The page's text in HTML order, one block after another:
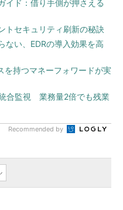
イド：借り手側が押さえる
トセキュリティ刷新の秘訣
ない、EDRの導入効果を高
持つマネーフォワードが実
合監視 業務量2倍でも残業
Recommended by